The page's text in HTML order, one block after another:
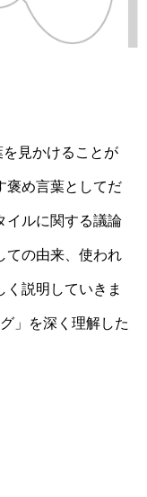
見かけることが
褒め言葉としてだ
イルに関する議論
ての由来、使われ
説明していきま
」を深く理解した